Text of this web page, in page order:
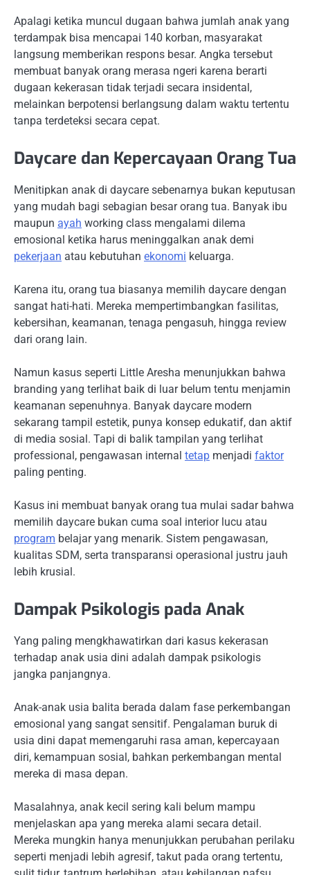
Apalagi ketika muncul dugaan bahwa jumlah anak yang
terdampak bisa mencapai 140 korban, masyarakat
langsung memberikan respons besar. Angka tersebut
membuat banyak orang merasa ngeri karena berarti
dugaan kekerasan tidak terjadi secara insidental,
melainkan berpotensi berlangsung dalam waktu tertentu
tanpa terdeteksi secara cepat.
Daycare dan Kepercayaan Orang Tua
Menitipkan anak di daycare sebenarnya bukan keputusan
yang mudah bagi sebagian besar orang tua. Banyak ibu
maupun ayah working class mengalami dilema
emosional ketika harus meninggalkan anak demi
pekerjaan atau kebutuhan ekonomi keluarga.
Karena itu, orang tua biasanya memilih daycare dengan
sangat hati-hati. Mereka mempertimbangkan fasilitas,
kebersihan, keamanan, tenaga pengasuh, hingga review
dari orang lain.
Namun kasus seperti Little Aresha menunjukkan bahwa
branding yang terlihat baik di luar belum tentu menjamin
keamanan sepenuhnya. Banyak daycare modern
sekarang tampil estetik, punya konsep edukatif, dan aktif
di media sosial. Tapi di balik tampilan yang terlihat
professional, pengawasan internal tetap menjadi faktor
paling penting.
Kasus ini membuat banyak orang tua mulai sadar bahwa
memilih daycare bukan cuma soal interior lucu atau
program belajar yang menarik. Sistem pengawasan,
kualitas SDM, serta transparansi operasional justru jauh
lebih krusial.
Dampak Psikologis pada Anak
Yang paling mengkhawatirkan dari kasus kekerasan
terhadap anak usia dini adalah dampak psikologis
jangka panjangnya.
Anak-anak usia balita berada dalam fase perkembangan
emosional yang sangat sensitif. Pengalaman buruk di
usia dini dapat memengaruhi rasa aman, kepercayaan
diri, kemampuan sosial, bahkan perkembangan mental
mereka di masa depan.
Masalahnya, anak kecil sering kali belum mampu
menjelaskan apa yang mereka alami secara detail.
Mereka mungkin hanya menunjukkan perubahan perilaku
seperti menjadi lebih agresif, takut pada orang tertentu,